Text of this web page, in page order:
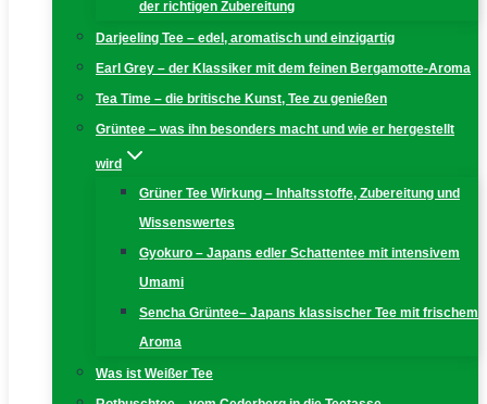
der richtigen Zubereitung
Darjeeling Tee – edel, aromatisch und einzigartig
Earl Grey – der Klassiker mit dem feinen Bergamotte-Aroma
Tea Time – die britische Kunst, Tee zu genießen
Grüntee – was ihn besonders macht und wie er hergestellt
wird
Grüner Tee Wirkung – Inhaltsstoffe, Zubereitung und
Wissenswertes
Gyokuro – Japans edler Schattentee mit intensivem
Umami
Sencha Grüntee– Japans klassischer Tee mit frischem
Aroma
Was ist Weißer Tee